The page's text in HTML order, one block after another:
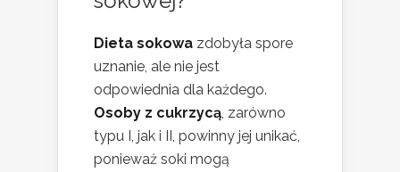
Dieta sokowa zdobyła spore
uznanie, ale nie jest
odpowiednia dla każdego.
Osoby z cukrzycą, zarówno
typu I, jak i II, powinny jej unikać,
ponieważ soki mogą